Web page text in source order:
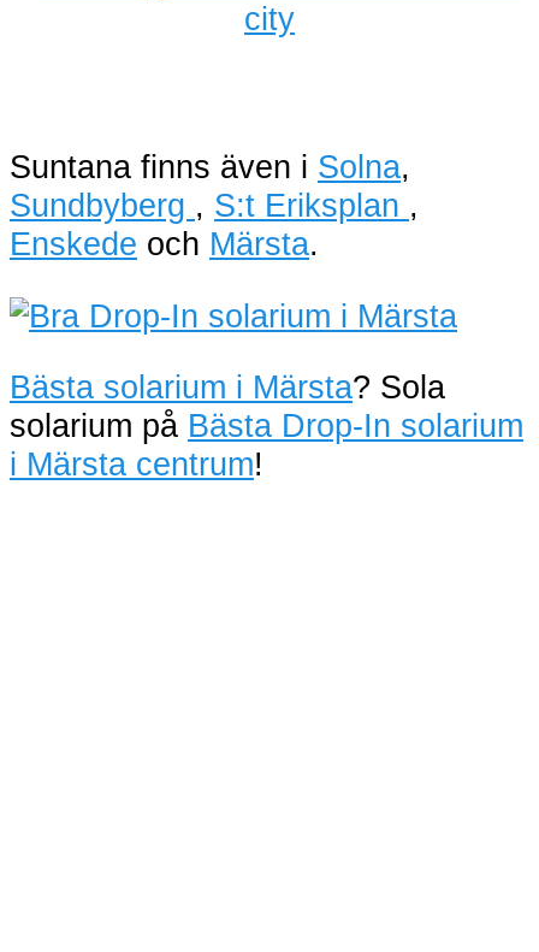
Suntana finns även i Solna,
Sundbyberg , S:t Eriksplan ,
Enskede och Märsta.
Bästa solarium i Märsta? Sola
solarium på Bästa Drop-In solarium
i Märsta centrum!